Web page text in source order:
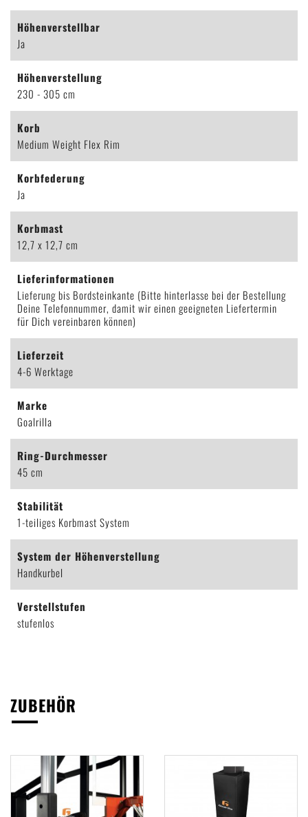
Höhenverstellbar
Ja
Höhenverstellung
230 - 305 cm
Korb
Medium Weight Flex Rim
Korbfederung
Ja
Korbmast
12,7 x 12,7 cm
Lieferinformationen
Lieferung bis Bordsteinkante (Bitte hinterlasse bei der Bestellung
Deine Telefonnummer, damit wir einen geeigneten Liefertermin
für Dich vereinbaren können)
Lieferzeit
4-6 Werktage
Marke
Goalrilla
Ring-Durchmesser
45 cm
Stabilität
1-teiliges Korbmast System
System der Höhenverstellung
Handkurbel
Verstellstufen
stufenlos
ZUBEHÖR